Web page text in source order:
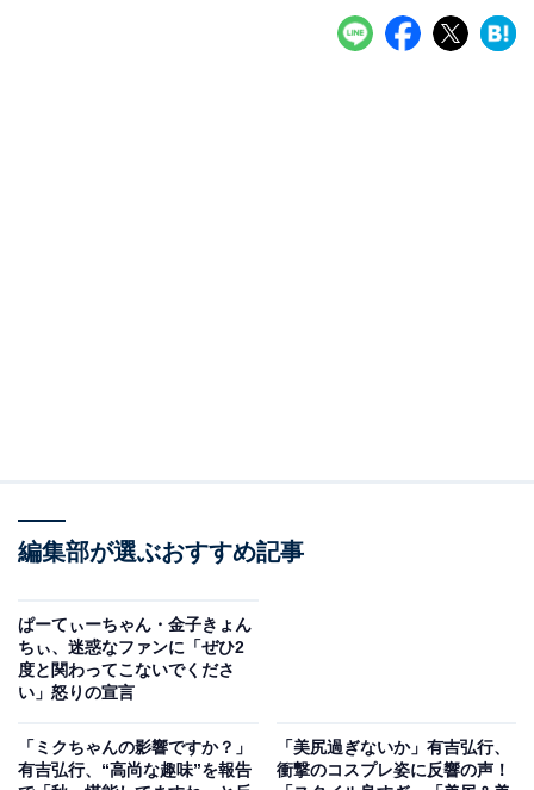
編集部が選ぶおすすめ記事
ぱーてぃーちゃん・金子きょん
ちぃ、迷惑なファンに「ぜひ2
度と関わってこないでくださ
い」怒りの宣言
「ミクちゃんの影響ですか？」
有吉弘行、“高尚な趣味”を報告
「美尻過ぎないか」有吉弘行、
衝撃のコスプレ姿に反響の声！